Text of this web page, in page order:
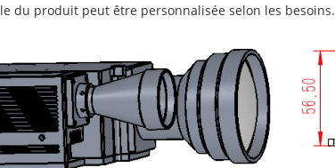
du produit peut être personnalisée selon les besoins.